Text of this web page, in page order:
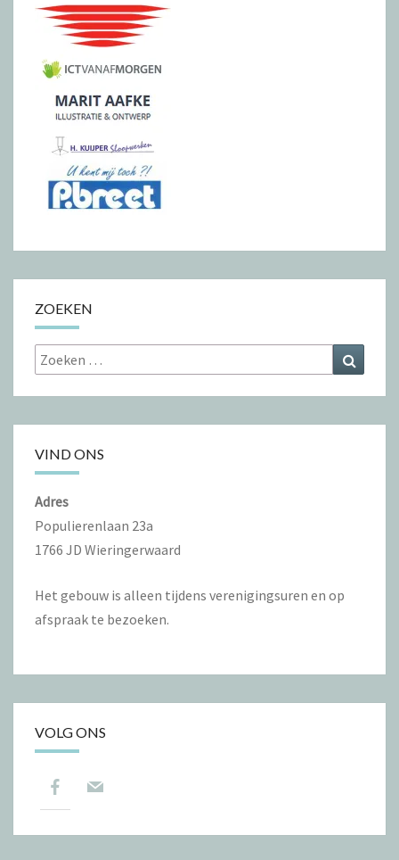
ZOEKEN
Zoeken
naar:
VIND ONS
Adres
Populierenlaan 23a
1766 JD Wieringerwaard
Het gebouw is alleen tijdens verenigingsuren en op
afspraak te bezoeken.
VOLG ONS